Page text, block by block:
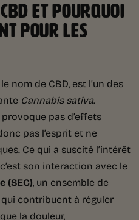
ET POURQUOI
POUR LES
nom de CBD, est l’un des
Cannabis sativa.
pas d’effets
pas l’esprit et ne
Ce qui a suscité l’intérêt
son interaction avec le
(SEC), un ensemble de
contribuent à réguler
la douleur,